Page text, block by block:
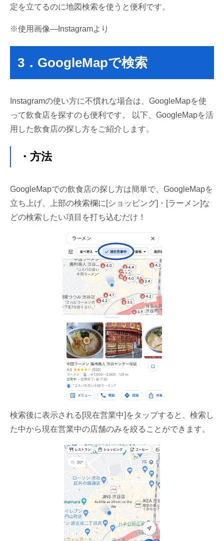
定を立てるのに地図検索を使うと便利です。
※使用画像―Instagramより
3．GoogleMapで検索
Instagramの使い方に不慣れな場合は、GoogleMapを使
って飲食店を探すのも便利です。 以下、GoogleMapを活
用した飲食店の探し方をご紹介します。
・方法
GoogleMapでの飲食店の探し方は簡単で、GoogleMapを
立ち上げ、上部の検索欄に[ショッピング]・[ラーメン]な
どの検索したい項目を打ち込むだけ！
検索後に表示される[現在営業中]をタップすると、検索し
た中から現在営業中の店舗のみを絞ることができます。